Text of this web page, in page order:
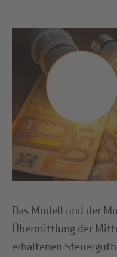
Das Modell und der
Übermittlung der
erhaltenen